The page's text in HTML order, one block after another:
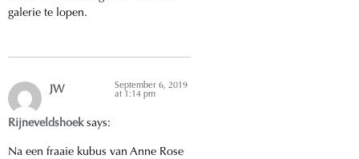
galerie te lopen.
JW
Rijneveldshoek says:
September 6, 2019
at 1:14 pm
Na een fraaie kubus van Anne Rose